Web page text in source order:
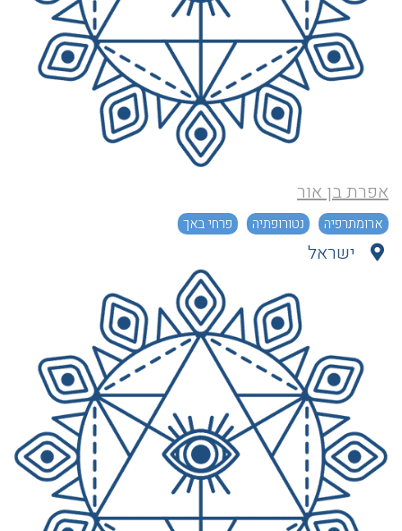
אפרת בן אור
ארומתרפיה נטורופתיה פרחי באך
ישראל